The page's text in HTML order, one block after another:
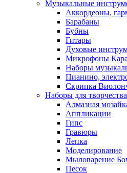
Музыкальные
Аккордеоны,
Барабаны
Бубны
Гитары
Духовые
Микрофоны
Наборы
Пианино,
Скрипка
Наборы для творчества
Алмазная
Аппликации
Гипс
Гравюры
Лепка
Моделирование
Мыловарение
Песок